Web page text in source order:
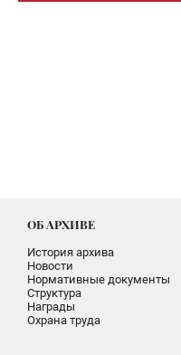
ОБ АРХИВЕ
История архива
Новости
Нормативные документы
Структура
Награды
Охрана труда